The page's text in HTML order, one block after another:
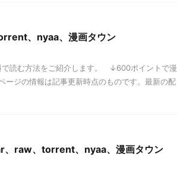
、nyaa、漫画タウン
で読む方法をご紹介します。 ↓600ポイントで漫
ジの情報は記事更新時点のものです。最新の配
、raw、torrent、nyaa、漫画タウン